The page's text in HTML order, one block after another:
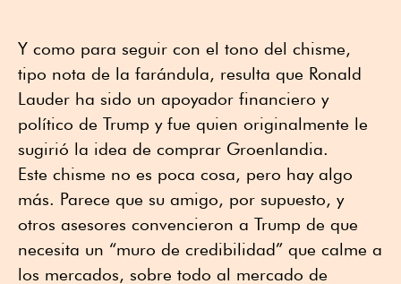
Y como para seguir con el tono del chisme,
tipo nota de la farándula, resulta que Ronald
Lauder ha sido un apoyador financiero y
político de Trump y fue quien originalmente le
sugirió la idea de comprar Groenlandia.
Este chisme no es poca cosa, pero hay algo
más. Parece que su amigo, por supuesto, y
otros asesores convencieron a Trump de que
necesita un “muro de credibilidad” que calme a
los mercados, sobre todo al mercado de